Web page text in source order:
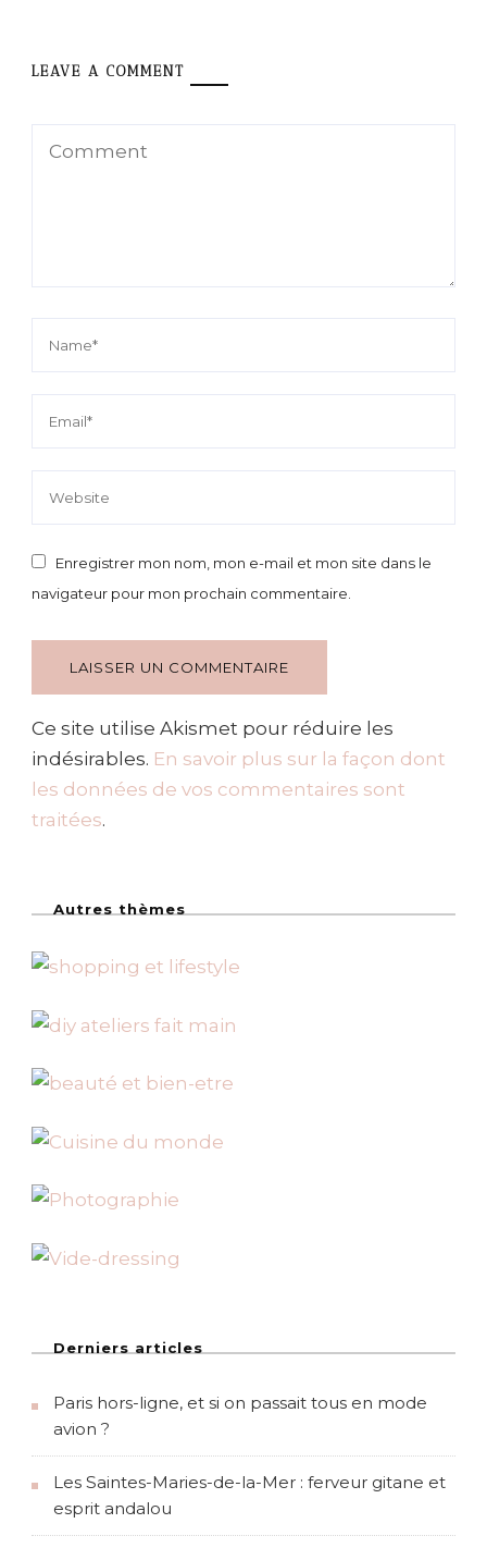
LEAVE A COMMENT
Enregistrer mon nom, mon e-mail et mon site dans le
navigateur pour mon prochain commentaire.
Ce site utilise Akismet pour réduire les
indésirables. En savoir plus sur la façon dont
les données de vos commentaires sont
traitées.
Autres thèmes
Derniers articles
Paris hors-ligne, et si on passait tous en mode
avion ?
Les Saintes-Maries-de-la-Mer : ferveur gitane et
esprit andalou